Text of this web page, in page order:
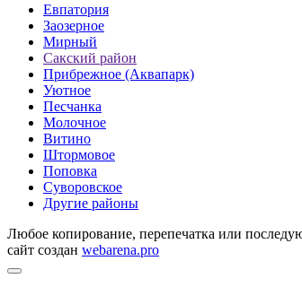
Евпатория
Заозерное
Мирный
Сакский район
Прибрежное (Аквапарк)
Уютное
Песчанка
Молочное
Витино
Штормовое
Поповка
Суворовское
Другие районы
Любое копирование, перепечатка или
сайт создан webarena.pro